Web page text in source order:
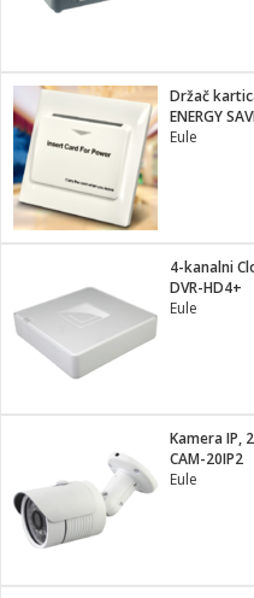
Držač
ENERGY
Eule
DVR-HD4+
Eule
CAM-20IP2
Eule